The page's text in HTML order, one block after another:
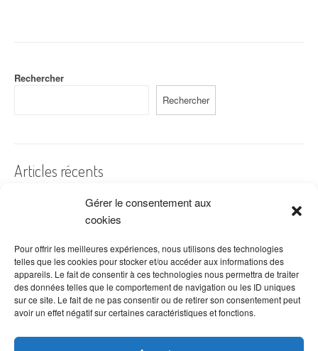
Gérer le consentement aux
cookies
Pour offrir les meilleures expériences, nous utilisons des technologies
telles que les cookies pour stocker et/ou accéder aux informations des
appareils. Le fait de consentir à ces technologies nous permettra de traiter
des données telles que le comportement de navigation ou les ID uniques
sur ce site. Le fait de ne pas consentir ou de retirer son consentement peut
avoir un effet négatif sur certaines caractéristiques et fonctions.
Rechercher
Rechercher
Articles récents
A quelles dates de l’année offre-t-on des fleurs ?
Les fleurs préférées des Français
Combien de fois arroser un cactus ?
Quelles fleurs offrir pour la fête des mères ?
Idées de décoration avec fleurs séchées